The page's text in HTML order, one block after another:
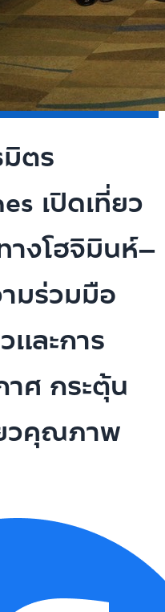
ตร
เปิดเที่ยว
งโฮจิมินห์–
มร่วมมือ
และการ
าศ กระตุ้น
วคุณภาพ